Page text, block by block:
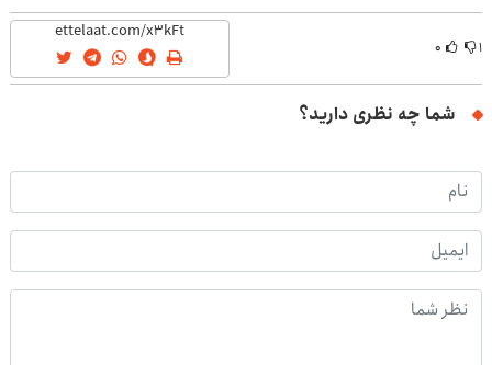
رایگان
(40%off)
۱ ۰
شما چه نظری دارید؟